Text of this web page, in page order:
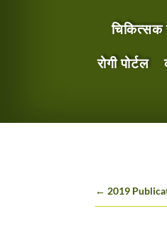
चिकित्सक
रोगी पोर्टल
← 2019